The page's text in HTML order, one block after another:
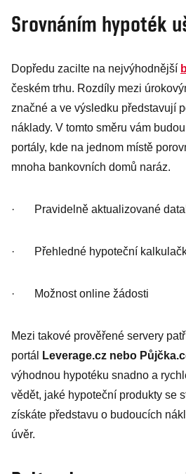
Srovnáním hypoték
Dopředu zacilte na nejvýhodnější
českém trhu. Rozdíly mezi
značné a ve výsledku představují
náklady. V tomto směru vám
portály, kde na jednom místě
mnoha bankovních domů naráz.
· Pravidelně aktualizované
· Přehledné hypoteční
· Možnost online žádosti
Mezi takové prověřené servery
portál
Leverage.cz nebo
výhodnou hypotéku snadno a
vědět, jaké hypoteční produkty se
získáte představu o budoucích
úvěr.